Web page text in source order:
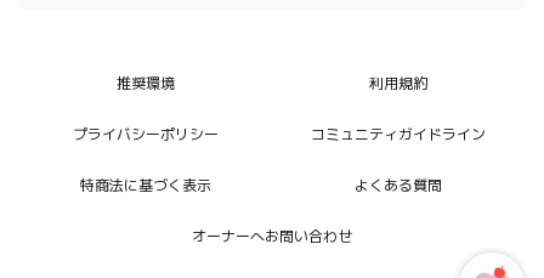
推奨環境 利用規約
プライバシーポリシー コミュニティガイドライン
特商法に基づく表示 よくある質問
オーナーへお問い合わせ